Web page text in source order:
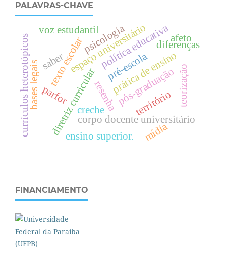
PALAVRAS-CHAVE
resenha território
diretriz curricular prática de ensino
texto escolarespaço universitário
pós-graduação
saber
corpo docente universitário
política educativa
mídia
parfor
voz estudantil
pré-escola
creche
bases legais
psicologia
ensino superior.
currículos heterotópicos teorização
diferenças
afeto
FINANCIAMENTO